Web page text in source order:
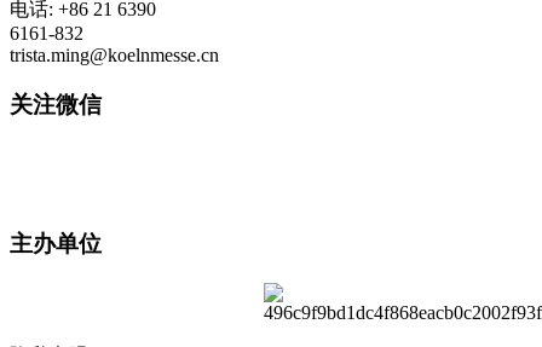
电话: +86 21 6390
6161-832
trista.ming@koelnmesse.cn
关注微信
主办单位